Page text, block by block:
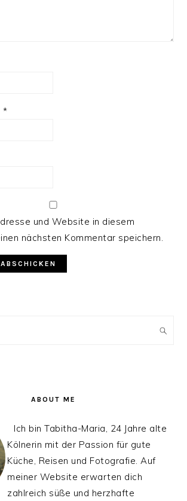
*
und Website in diesem
nächsten Kommentar speichern.
ABOUT ME
Ich bin Tabitha-Maria, 24 Jahre alte
Kölnerin mit der Passion für gute
Küche, Reisen und Fotografie. Auf
meiner Website erwarten dich
zahlreich süße und herzhafte